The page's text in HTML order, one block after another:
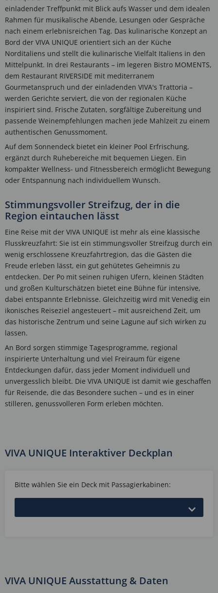
einladender Treffpunkt mit Blick aufs Wasser und dem idealen
Rahmen für musikalische Abende, Lesungen oder Gespräche
nach einem erlebnisreichen Tag. Das kulinarische Konzept an
Bord der VIVA UNIQUE orientiert sich an der Küche
Norditaliens und stellt die kulinarische Vielfalt Italiens in den
Mittelpunkt. In drei Restaurants – im legeren Bistro MOMENTS,
dem Restaurant RIVERSIDE mit mediterranem
Gourmetanspruch und der einladenden VIVA's Trattoria –
werden Gerichte serviert, die von der regionalen Küche
inspiriert sind. Frische Zutaten, sorgfältige Zubereitung und
passende Weinempfehlungen machen jede Mahlzeit zu einem
authentischen Genussmoment.
Auf dem Sonnendeck bietet ein kleiner Pool Erfrischung,
ergänzt durch Ruhebereiche mit bequemen Liegen. Ein
kompakter Wellness- und Fitnessbereich ermöglicht Bewegung
oder Entspannung nach individuellem Wunsch.
Stimmungsvoller Streifzug, der in die
Region eintauchen lässt
Eine Reise mit der VIVA UNIQUE ist mehr als eine klassische
Flusskreuzfahrt: Sie ist ein stimmungsvoller Streifzug durch ein
wenig erschlossene Kreuzfahrtregion, das die Gästen die
Freude erleben lässt, ein gut gehütetes Geheimnis zu
entdecken. Der Po mit seinen ruhigen Ufern, kleinen Städten
und großen Kulturschätzen bietet eine Bühne für intensive,
dabei entspannte Erlebnisse. Gleichzeitig wird mit Venedig ein
ikonisches Reiseziel angesteuert – mit ausreichend Zeit, um
das historische Zentrum und seine Lagune auf sich wirken zu
lassen.
An Bord sorgen stimmige Tagesprogramme, regional
inspirierte Unterhaltung und viel Freiraum für eigene
Entdeckungen dafür, dass jeder Moment individuell und
unvergesslich bleibt. Die VIVA UNIQUE ist damit wie geschaffen
für Reisende, die das Besondere suchen – und es in einer
stilleren, genussvolleren Form erleben möchten.
VIVA UNIQUE Interaktiver Deckplan
Bitte wählen Sie ein Deck mit Passagierkabinen:
VIVA UNIQUE Ausstattung & Daten